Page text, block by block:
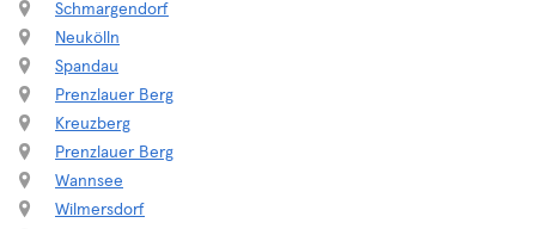
Schmargendorf
Neukölln
Spandau
Prenzlauer Berg
Kreuzberg
Prenzlauer Berg
Wannsee
Wilmersdorf